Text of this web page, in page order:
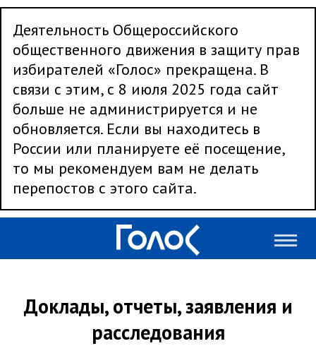
Деятельность Общероссийского
общественного движения в защиту прав
избирателей «Голос» прекращена. В
связи с этим, с 8 июля 2025 года сайт
больше не администрируется и не
обновляется. Если вы находитесь в
России или планируете её посещение,
то мы рекомендуем вам не делать
перепостов с этого сайта.
Доклады, отчеты, заявления и
расследования